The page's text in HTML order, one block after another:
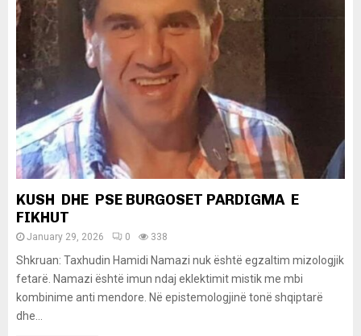
KUSH DHE PSE BURGOSET PARDIGMA E
FIKHUT
January 29, 2026 0 338
Shkruan: Taxhudin Hamidi Namazi nuk është egzaltim mizologjik
fetarë. Namazi është imun ndaj eklektimit mistik me mbi
kombinime anti mendore. Në epistemologjinë tonë shqiptarë
dhe...